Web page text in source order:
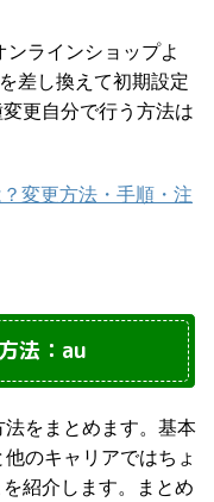
ラインショップよ
差し換えて初期設定
更自分で行う方法は
変更方法・手順・注
法：au
をまとめます。基本
のキャリアではちょ
紹介します。まとめ